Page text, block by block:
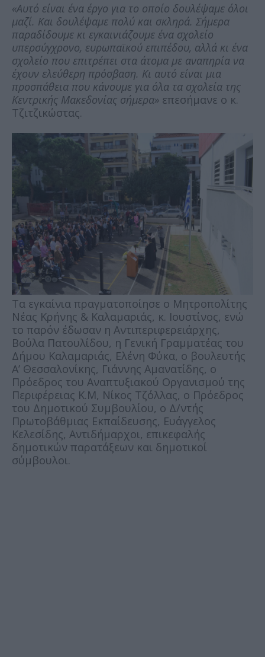
«Αυτό είναι ένα έργο για το οποίο δουλέψαμε όλοι
μαζί. Και δουλέψαμε πολύ και σκληρά. Σήμερα
παραδίδουμε κι εγκαινιάζουμε ένα σχολείο
υπερσύγχρονο, ευρωπαϊκού επιπέδου, αλλά κι ένα
σχολείο που επιτρέπει στα άτομα με αναπηρία να
έχουν ελεύθερη πρόσβαση. Κι αυτό είναι μια
προσπάθεια που κάνουμε για όλα τα σχολεία της
Κεντρικής Μακεδονίας σήμερα» επεσήμανε ο κ.
Τζιτζικώστας.
Τα εγκαίνια πραγματοποίησε ο Μητροπολίτης
Νέας Κρήνης & Καλαμαριάς, κ. Ιουστίνος, ενώ
το παρόν έδωσαν η Αντιπεριφερειάρχης,
Βούλα Πατουλίδου, η Γενική Γραμματέας του
Δήμου Καλαμαριάς, Ελένη Φύκα, ο βουλευτής
Α’ Θεσσαλονίκης, Γιάννης Αμανατίδης, ο
Πρόεδρος του Αναπτυξιακού Οργανισμού της
Περιφέρειας Κ.Μ, Νίκος Τζόλλας, ο Πρόεδρος
του Δημοτικού Συμβουλίου, ο Δ/ντής
Πρωτοβάθμιας Εκπαίδευσης, Ευάγγελος
Κελεσίδης, Αντιδήμαρχοι, επικεφαλής
δημοτικών παρατάξεων και δημοτικοί
σύμβουλοι.